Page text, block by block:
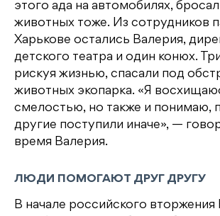
этого ада на автомобилях,
животных тоже. Из сотрудников
Харькове остались Валерия,
детского театра и один конюх.
рискуя жизнью, спасали под
животных экопарка. «Я
смелостью, но также и понимаю,
другие поступили иначе», —
время Валерия.
ЛЮДИ ПОМОГАЮТ ДРУГ ДРУГУ
В начале российского вторжения